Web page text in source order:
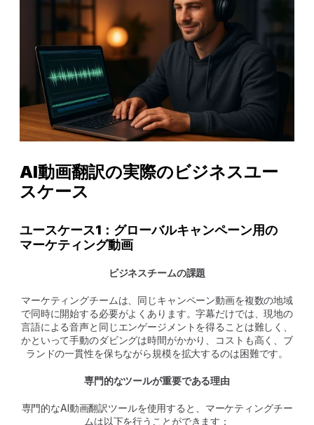
AI動画翻訳の実際のビジネスユー
スケース
ユースケース1：グローバルキャンペーン用の
マーケティング動画
ビジネスチームの課題
マーケティングチームは、同じキャンペーン動画を複数の地域
で同時に開始する必要がよくあります。字幕だけでは、現地の
言語による音声と同じエンゲージメントを得ることは難しく、
かといって手動のダビングは時間がかかり、コストも高く、ブ
ランドの一貫性を保ちながら規模を拡大するのは困難です。
専門的なツールが重要である理由
専門的なAI動画翻訳ツールを使用すると、マーケティングチー
ムは以下を行うことができます：